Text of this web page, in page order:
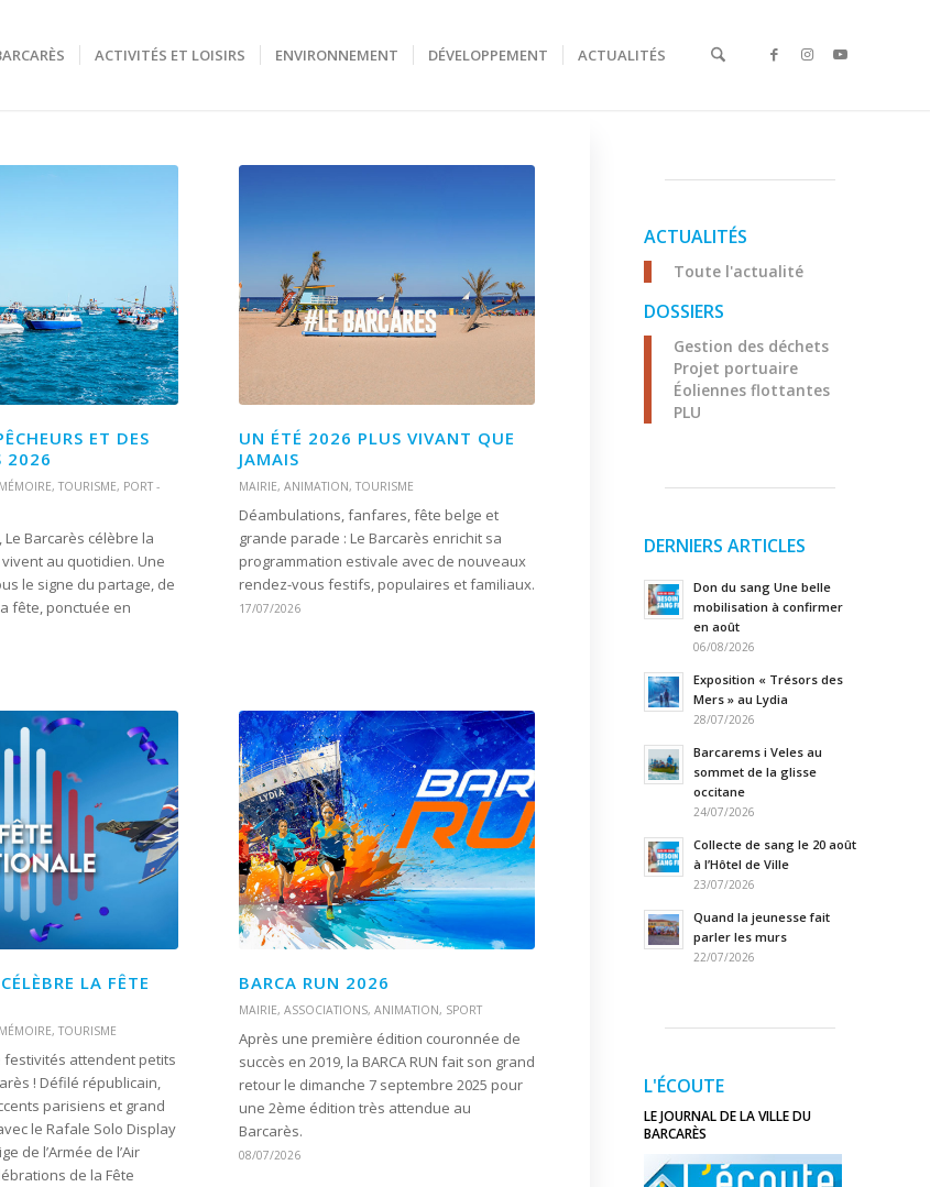
ACTIVITÉS ET LOISIRS ENVIRONNEMENT DÉVELOPPEMENT ACTUALITÉS
ET DES
2026
MÉMOIRE,TOURISME, PORT -
Le Barcarès célèbre la
au quotidien. Une
le signe du partage, de
fête, ponctuée en
UN ÉTÉ 2026 PLUS VIVANT QUE
JAMAIS
MAIRIE, ANIMATION, TOURISME
Déambulations, fanfares, fête belge et
grande parade : Le Barcarès enrichit sa
programmation estivale avec de nouveaux
rendez-vous festifs, populaires et familiaux.
17/07/2026
LA FÊTE
MÉMOIRE,TOURISME
festivités attendent petits
! Défilé républicain,
parisiens et grand
le Rafale Solo Display
de l’Armée de l’Air
de la Fête
BARCA RUN 2026
MAIRIE, ASSOCIATIONS, ANIMATION, SPORT
Après une première édition couronnée de
succès en 2019, la BARCA RUN fait son grand
retour le dimanche 7 septembre 2025 pour
une 2ème édition très attendue au
Barcarès.
08/07/2026
ACTUALITÉS
Toute l'actualité
DOSSIERS
Gestion des déchets
Projet portuaire
Éoliennes flottantes
PLU
DERNIERS ARTICLES
Don du sang Une belle
mobilisation à confirmer
en août
06/08/2026
Exposition « Trésors des
Mers » au Lydia
28/07/2026
Barcarems i Veles au
sommet de la glisse
occitane
24/07/2026
Collecte de sang le 20 août
à l’Hôtel de Ville
23/07/2026
Quand la jeunesse fait
parler les murs
22/07/2026
L'ÉCOUTE
LE JOURNAL DE LA VILLE DU
BARCARÈS